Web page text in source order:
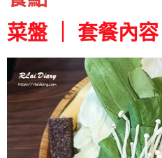
菜盤 ｜ 套餐內容